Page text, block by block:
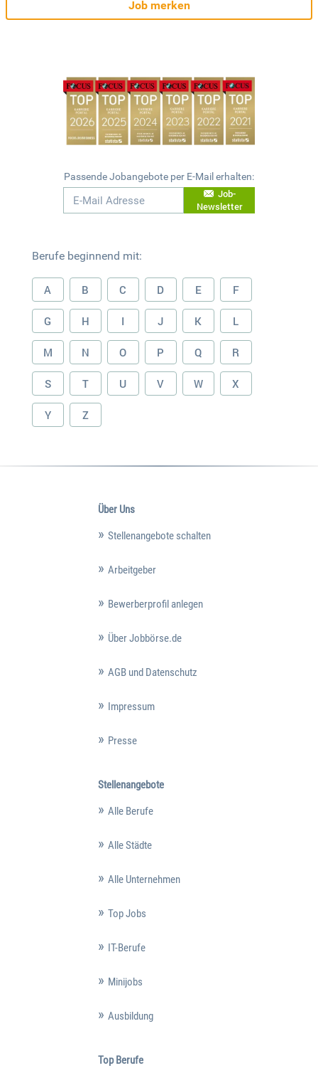
Job merken
Passende Jobangebote per E-Mail erhalten:
Job-
Newsletter
Berufe beginnend mit:
A B C D E F
G H I J K L
M N O P Q R
S T U V W X
Y Z
Über Uns
Stellenangebote schalten
Arbeitgeber
Bewerberprofil anlegen
Über Jobbörse.de
AGB und Datenschutz
Impressum
Presse
Stellenangebote
Alle Berufe
Alle Städte
Alle Unternehmen
Top Jobs
IT-Berufe
Minijobs
Ausbildung
Top Berufe